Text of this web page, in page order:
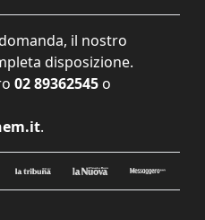
il nostro
disposizione.
02 89362545 o
.